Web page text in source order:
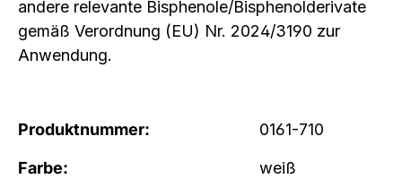
andere relevante Bisphenole/Bisphenolderivate
gemäß Verordnung (EU) Nr. 2024/3190 zur
Anwendung.
Produktnummer: 0161-710
Farbe: weiß